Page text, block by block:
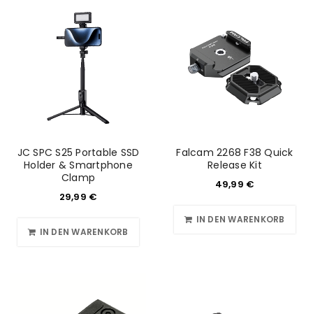
Anmeldeformular geschützt durch WP Captcha
Angemeldet bleiben
ANMELDEN
REGISTRIEREN
deine E-Mail-Adresse gesendet.
JC SPC S25 Portable SSD
Holder & Smartphone
Clamp
29,99 €
IN DEN WARENKORB
Falcam 2268 F38 Quick
Release Kit
49,99 €
IN DEN WARENKORB